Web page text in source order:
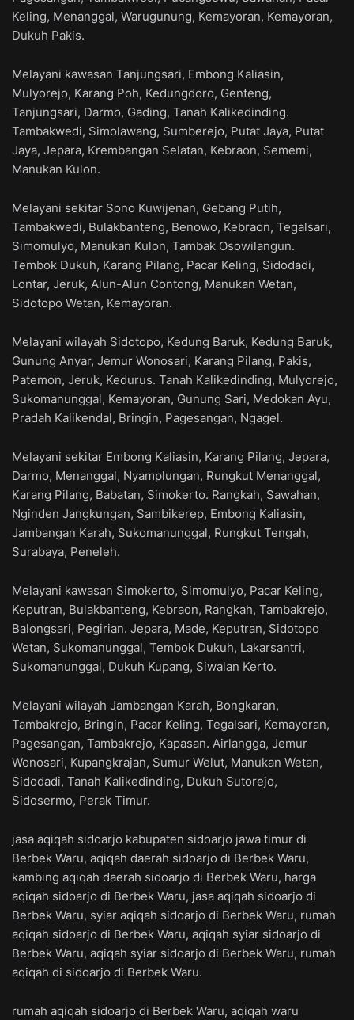
Keling, Menanggal, Warugunung, Kemayoran, Kemayoran,
Dukuh Pakis.
Melayani kawasan Tanjungsari, Embong Kaliasin,
Mulyorejo, Karang Poh, Kedungdoro, Genteng,
Tanjungsari, Darmo, Gading, Tanah Kalikedinding.
Tambakwedi, Simolawang, Sumberejo, Putat Jaya, Putat
Jaya, Jepara, Krembangan Selatan, Kebraon, Sememi,
Manukan Kulon.
Melayani sekitar Sono Kuwijenan, Gebang Putih,
Tambakwedi, Bulakbanteng, Benowo, Kebraon, Tegalsari,
Simomulyo, Manukan Kulon, Tambak Osowilangun.
Tembok Dukuh, Karang Pilang, Pacar Keling, Sidodadi,
Lontar, Jeruk, Alun-Alun Contong, Manukan Wetan,
Sidotopo Wetan, Kemayoran.
Melayani wilayah Sidotopo, Kedung Baruk, Kedung Baruk,
Gunung Anyar, Jemur Wonosari, Karang Pilang, Pakis,
Patemon, Jeruk, Kedurus. Tanah Kalikedinding, Mulyorejo,
Sukomanunggal, Kemayoran, Gunung Sari, Medokan Ayu,
Pradah Kalikendal, Bringin, Pagesangan, Ngagel.
Melayani sekitar Embong Kaliasin, Karang Pilang, Jepara,
Darmo, Menanggal, Nyamplungan, Rungkut Menanggal,
Karang Pilang, Babatan, Simokerto. Rangkah, Sawahan,
Nginden Jangkungan, Sambikerep, Embong Kaliasin,
Jambangan Karah, Sukomanunggal, Rungkut Tengah,
Surabaya, Peneleh.
Melayani kawasan Simokerto, Simomulyo, Pacar Keling,
Keputran, Bulakbanteng, Kebraon, Rangkah, Tambakrejo,
Balongsari, Pegirian. Jepara, Made, Keputran, Sidotopo
Wetan, Sukomanunggal, Tembok Dukuh, Lakarsantri,
Sukomanunggal, Dukuh Kupang, Siwalan Kerto.
Melayani wilayah Jambangan Karah, Bongkaran,
Tambakrejo, Bringin, Pacar Keling, Tegalsari, Kemayoran,
Pagesangan, Tambakrejo, Kapasan. Airlangga, Jemur
Wonosari, Kupangkrajan, Sumur Welut, Manukan Wetan,
Sidodadi, Tanah Kalikedinding, Dukuh Sutorejo,
Sidosermo, Perak Timur.
jasa aqiqah sidoarjo kabupaten sidoarjo jawa timur di
Berbek Waru, aqiqah daerah sidoarjo di Berbek Waru,
kambing aqiqah daerah sidoarjo di Berbek Waru, harga
aqiqah sidoarjo di Berbek Waru, jasa aqiqah sidoarjo di
Berbek Waru, syiar aqiqah sidoarjo di Berbek Waru, rumah
aqiqah sidoarjo di Berbek Waru, aqiqah syiar sidoarjo di
Berbek Waru, aqiqah syiar sidoarjo di Berbek Waru, rumah
aqiqah di sidoarjo di Berbek Waru.
rumah aqiqah sidoarjo di Berbek Waru, aqiqah waru